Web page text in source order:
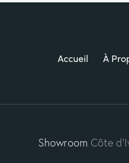
Accueil À
Showroom Côte